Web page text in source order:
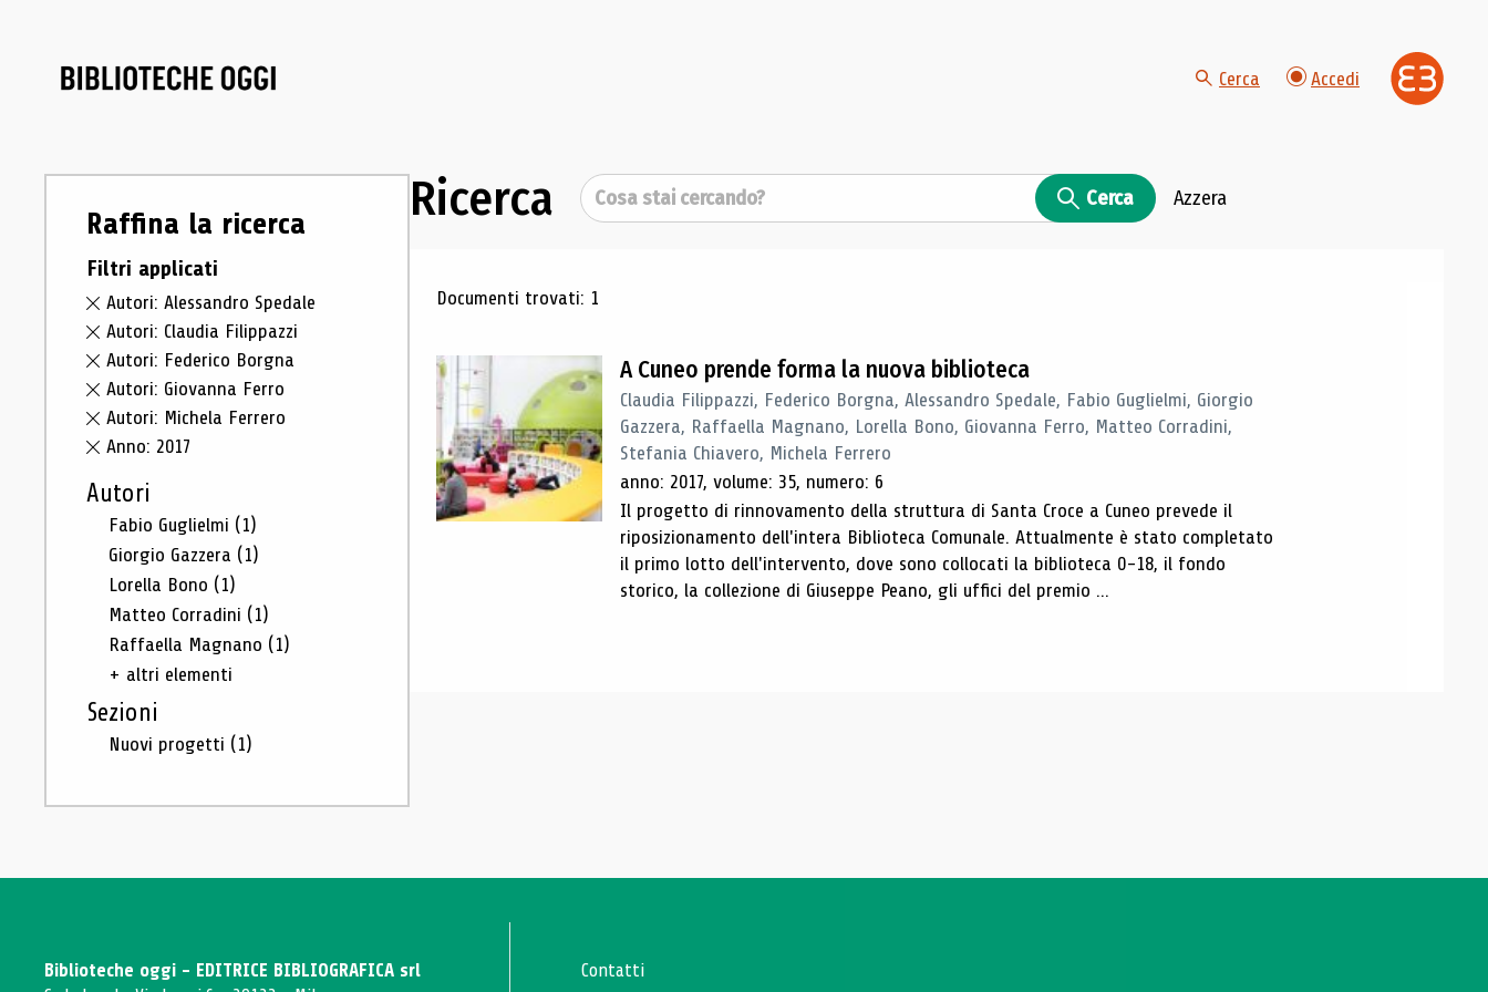
Cerca Accedi
Raffina la ricerca
Filtri applicati
Autori: Alessandro Spedale
Autori: Claudia Filippazzi
Autori: Federico Borgna
Autori: Giovanna Ferro
Autori: Michela Ferrero
Anno: 2017
Autori
Fabio Guglielmi (1)
Giorgio Gazzera (1)
Lorella Bono (1)
Matteo Corradini (1)
Raffaella Magnano (1)
+ altri elementi
Sezioni
Nuovi progetti (1)
Ricerca Cerca Cerca Azzera
Risultati di ricerca
Documenti trovati: 1
A Cuneo prende forma la nuova biblioteca
Claudia Filippazzi, Federico Borgna, Alessandro Spedale, Fabio Guglielmi, Giorgio
Gazzera, Raffaella Magnano, Lorella Bono, Giovanna Ferro, Matteo Corradini,
Stefania Chiavero, Michela Ferrero
anno: 2017, volume: 35, numero: 6
Il progetto di rinnovamento della struttura di Santa Croce a Cuneo prevede il
riposizionamento dell'intera Biblioteca Comunale. Attualmente è stato completato
il primo lotto dell'intervento, dove sono collocati la biblioteca 0-18, il fondo
storico, la collezione di Giuseppe Peano, gli uffici del premio ...
Biblioteche oggi - EDITRICE BIBLIOGRAFICA srl
Contatti